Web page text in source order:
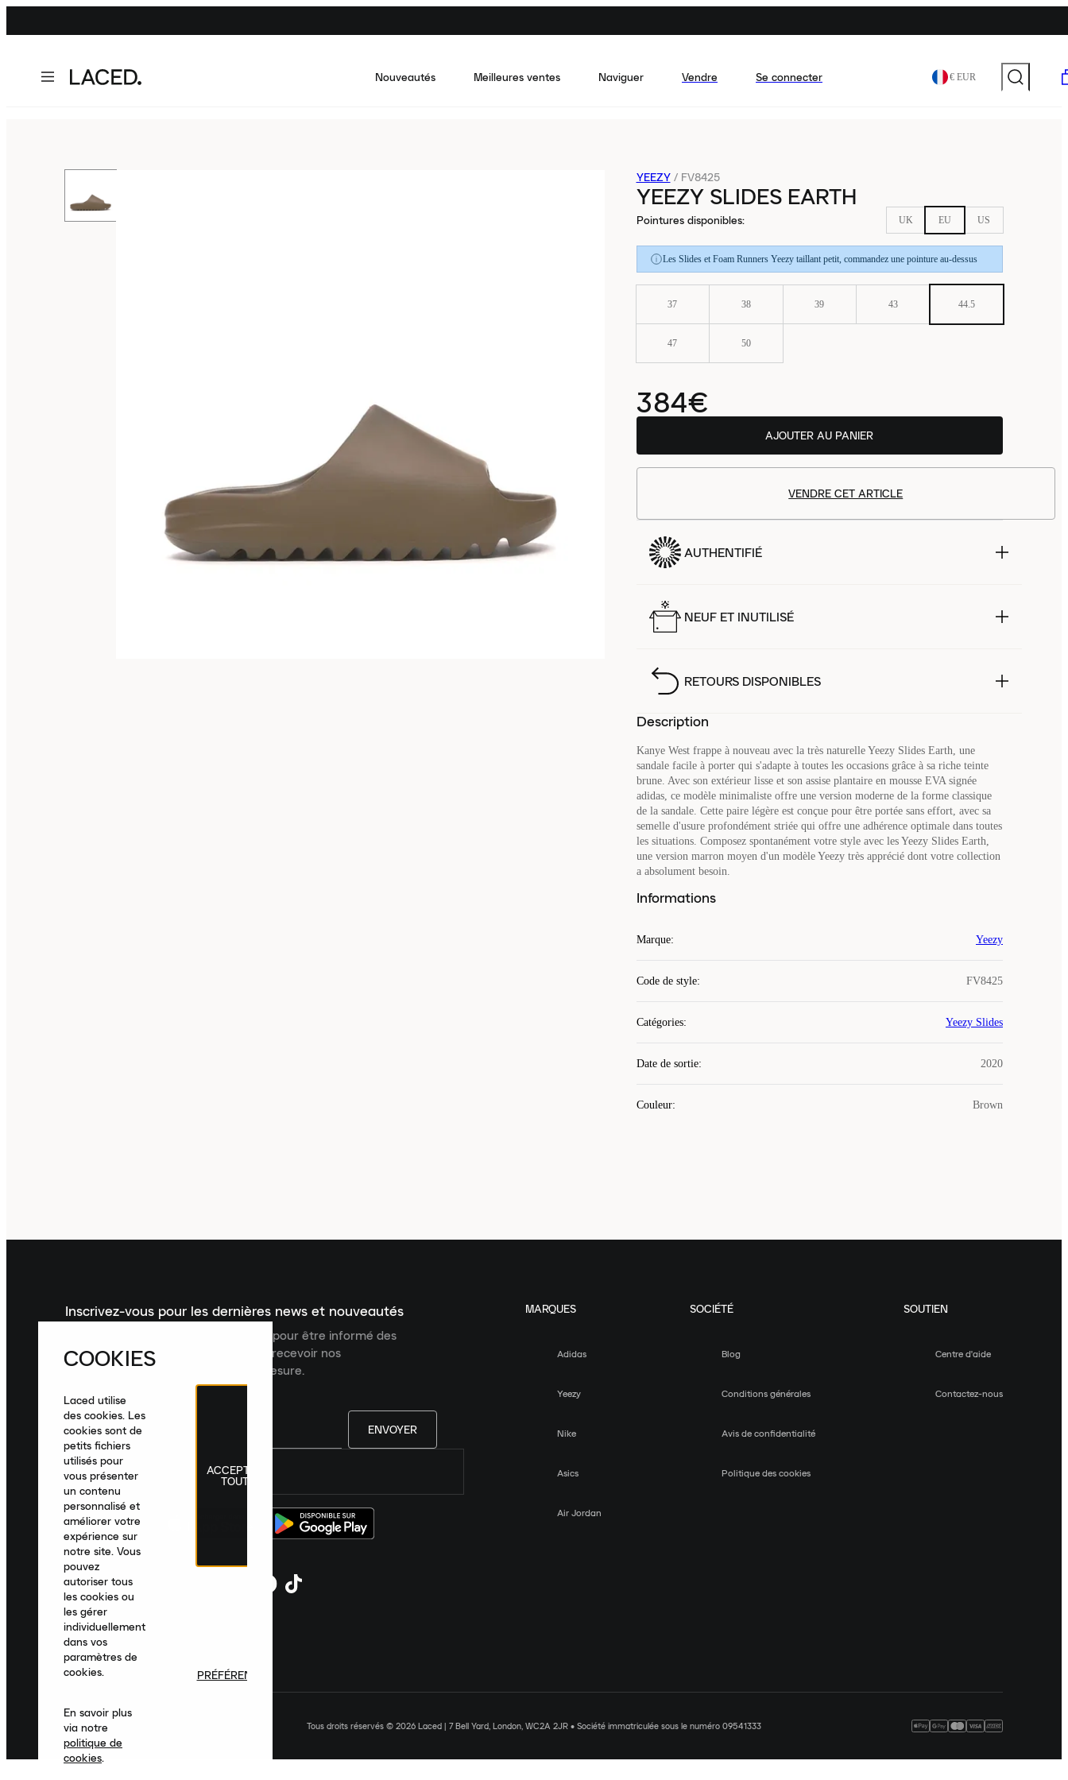
Nouveautés Meilleures ventes Naviguer Vendre Se connecter € EUR
YEEZY / FV8425
YEEZY SLIDES EARTH
Pointures disponibles: UK EU US
Les Slides et Foam Runners Yeezy taillant petit, commandez une pointure au-dessus
37 38 39 43 44.5
47 50
384€
AJOUTER AU PANIER
VENDRE CET ARTICLE
AUTHENTIFIÉ
NEUF ET INUTILISÉ
RETOURS DISPONIBLES
Description
Kanye West frappe à nouveau avec la très naturelle Yeezy Slides Earth, une
sandale facile à porter qui s'adapte à toutes les occasions grâce à sa riche teinte
brune. Avec son extérieur lisse et son assise plantaire en mousse EVA signée
adidas, ce modèle minimaliste offre une version moderne de la forme classique
de la sandale. Cette paire légère est conçue pour être portée sans effort, avec sa
semelle d'usure profondément striée qui offre une adhérence optimale dans toutes
les situations. Composez spontanément votre style avec les Yeezy Slides Earth,
une version marron moyen d'un modèle Yeezy très apprécié dont votre collection
a absolument besoin.
Informations
Marque: Yeezy
Code de style: FV8425
Catégories: Yeezy Slides
Date de sortie: 2020
Couleur: Brown
Inscrivez-vous pour les dernières news et nouveautés
Inscrivez-vous à la newsletter Laced pour être informé des
dernières nouveautés, collections et recevoir nos
recommandations de produits sur mesure.
ENVOYER
France|Français
MARQUES
Adidas
Yeezy
Nike
Asics
Air Jordan
SOCIÉTÉ
Blog
Conditions générales
Avis de confidentialité
Politique des cookies
SOUTIEN
Centre d'aide
Contactez-nous
Tous droits réservés © 2026 Laced | 7 Bell Yard, London, WC2A 2JR • Société immatriculée sous le numéro 09541333
COOKIES
Laced utilise
des cookies. Les
cookies sont de
petits fichiers
utilisés pour
vous présenter
un contenu
personnalisé et
améliorer votre
expérience sur
notre site. Vous
pouvez
autoriser tous
les cookies ou
les gérer
individuellement
dans vos
paramètres de
cookies.
En savoir plus
via notre
politique de
cookies.
ACCEPTER
TOUT
PRÉFÉRENCES